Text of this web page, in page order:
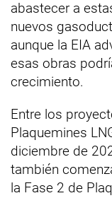
abastecer a
nuevos
aunque la EIA
esas obras
crecimiento.
Entre los
Plaquemines
diciembre de
también
la Fase 2 de